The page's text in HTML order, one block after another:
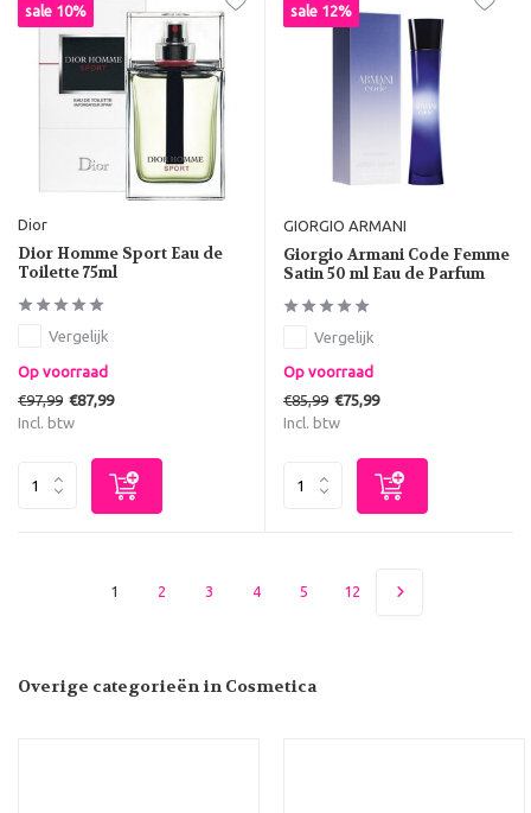
sale 10%
Dior
Dior Homme Sport Eau de
Toilette 75ml
Vergelijk
Op voorraad
€97,99 €87,99
Incl. btw
sale 12%
GIORGIO ARMANI
Giorgio Armani Code Femme
Satin 50 ml Eau de Parfum
Vergelijk
Op voorraad
€85,99 €75,99
Incl. btw
1 2 3 4 5 12
Overige categorieën in Cosmetica